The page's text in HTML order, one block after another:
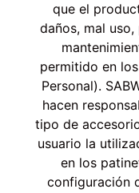
que el
daños, mal
permitido en
Personal).
hacen
tipo de
usuario la
en los
configuración